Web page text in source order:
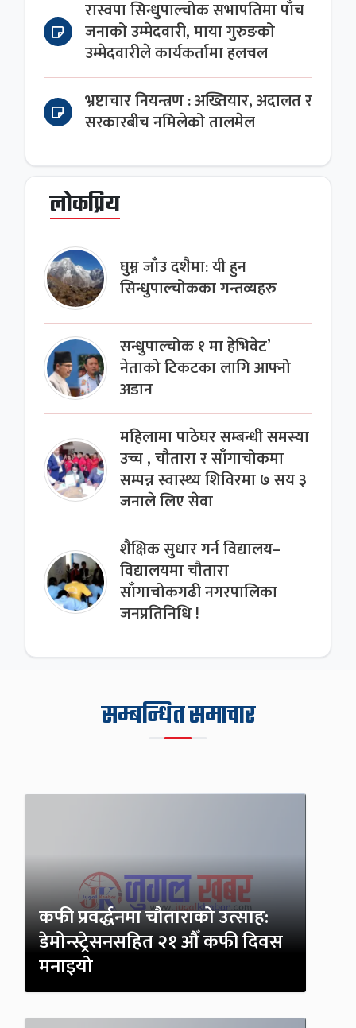
रास्वपा सिन्धुपाल्चोक सभापतिमा पाँच
जनाको उम्मेदवारी, माया गुरुङको
उम्मेदवारीले कार्यकर्तामा हलचल
भ्रष्टाचार नियन्त्रण : अख्तियार, अदालत र
सरकारबीच नमिलेको तालमेल
लोकप्रिय
घुम्न जाँउ दशैमा: यी हुन
सिन्धुपाल्चोकका गन्तव्यहरु
सन्धुपाल्चोक १ मा हेभिवेट’
नेताको टिकटका लागि आफ्नो
अडान
महिलामा पाठेघर सम्बन्धी समस्या
उच्च , चौतारा र साँगाचोकमा
सम्पन्न स्वास्थ्य शिविरमा ७ सय ३
जनाले लिए सेवा
शैक्षिक सुधार गर्न विद्यालय–
विद्यालयमा चौतारा
साँगाचोकगढी नगरपालिका
जनप्रतिनिधि !
सम्बन्धित समाचार
कफी प्रवर्द्धनमा चौताराको उत्साह:
डेमोन्स्ट्रेसनसहित २१ औँ कफी दिवस
मनाइयो